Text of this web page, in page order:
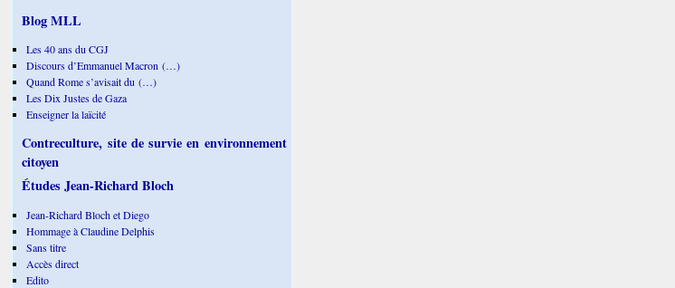
Blog MLL
Les 40 ans du CGJ
Discours d’Emmanuel Macron (…)
Quand Rome s’avisait du (…)
Les Dix Justes de Gaza
Enseigner la laïcité
Contreculture, site de survie en environnement
citoyen
Études Jean-Richard Bloch
Jean-Richard Bloch et Diego
Hommage à Claudine Delphis
Sans titre
Accès direct
Edito